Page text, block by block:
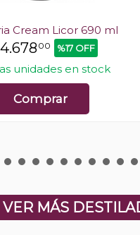
Cream Licor 690 ml
00 %17 OFF
unidades en stock
Comprar
VER MÁS